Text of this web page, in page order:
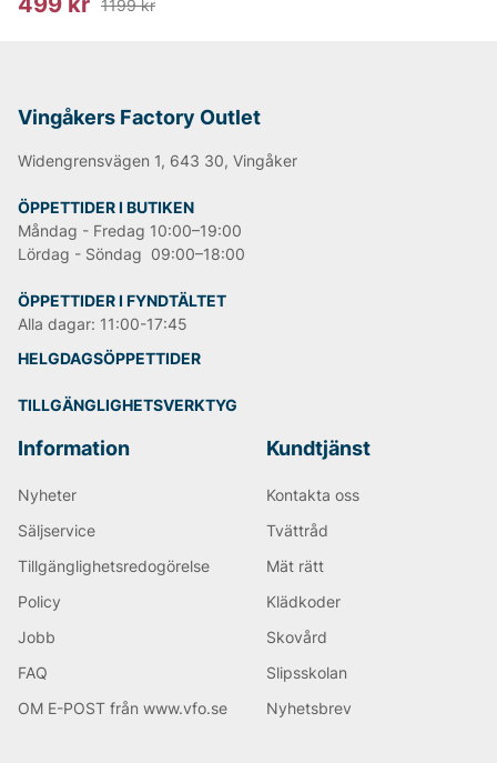
1199 kr
Vingåkers Factory Outlet
Widengrensvägen 1, 643 30, Vingåker
ÖPPETTIDER I BUTIKEN
Måndag - Fredag 10:00–19:00
Lördag - Söndag 09:00–18:00
ÖPPETTIDER I FYNDTÄLTET
Alla dagar: 11:00-17:45
HELGDAGSÖPPETTIDER
TILLGÄNGLIGHETSVERKTYG
Information
Nyheter
Säljservice
Tillgänglighetsredogörelse
Policy
Jobb
FAQ
OM E-POST från www.vfo.se
Kundtjänst
Kontakta oss
Tvättråd
Mät rätt
Klädkoder
Skovård
Slipsskolan
Nyhetsbrev